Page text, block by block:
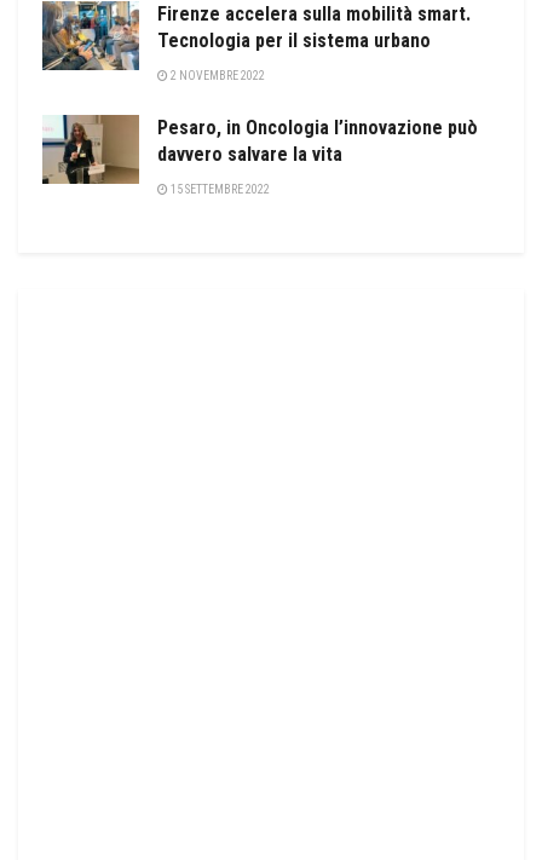
Firenze accelera sulla mobilità smart.
Tecnologia per il sistema urbano
2 NOVEMBRE 2022
Pesaro, in Oncologia l’innovazione può
davvero salvare la vita
15 SETTEMBRE 2022